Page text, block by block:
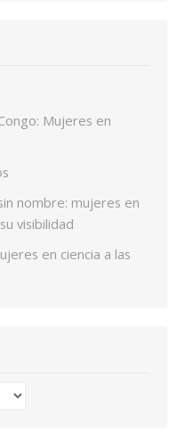
Mujeres en
nombre: mujeres en
visibilidad
en ciencia a las